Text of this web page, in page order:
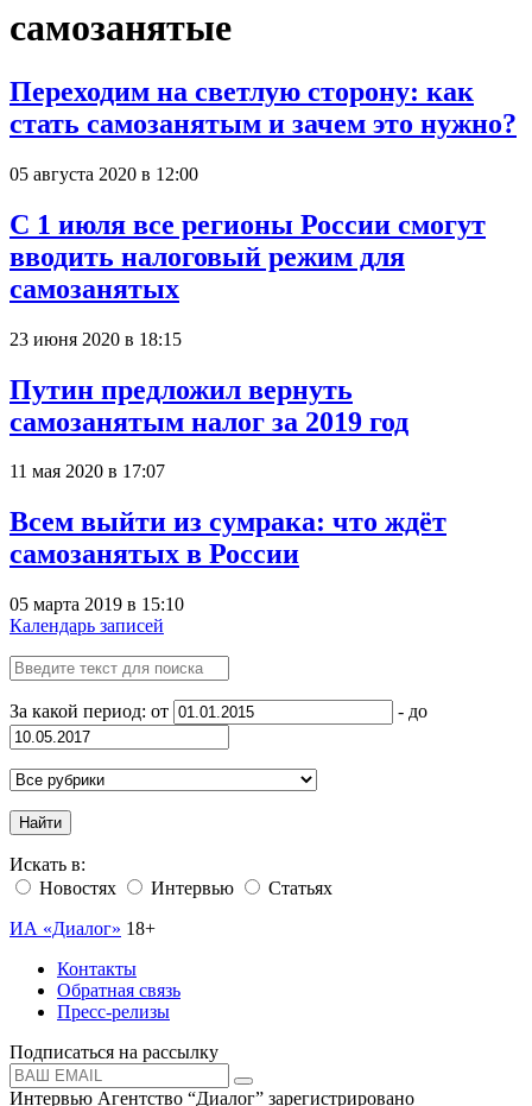
самозанятые
Переходим на светлую сторону: как
стать самозанятым и зачем это нужно?
05 августа 2020 в 12:00
С 1 июля все регионы России смогут
вводить налоговый режим для
самозанятых
23 июня 2020 в 18:15
Путин предложил вернуть
самозанятым налог за 2019 год
11 мая 2020 в 17:07
Всем выйти из сумрака: что ждёт
самозанятых в России
05 марта 2019 в 15:10
Календарь записей
За какой период: от - до
Найти
Искать в:
Новостях
Интервью
Статьях
ИА «Диалог» 18+
Контакты
Обратная связь
Пресс-релизы
Подписаться на рассылку
Интервью Агентство “Диалог” зарегистрировано